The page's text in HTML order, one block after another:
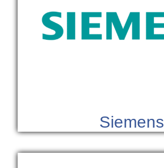
Siemens